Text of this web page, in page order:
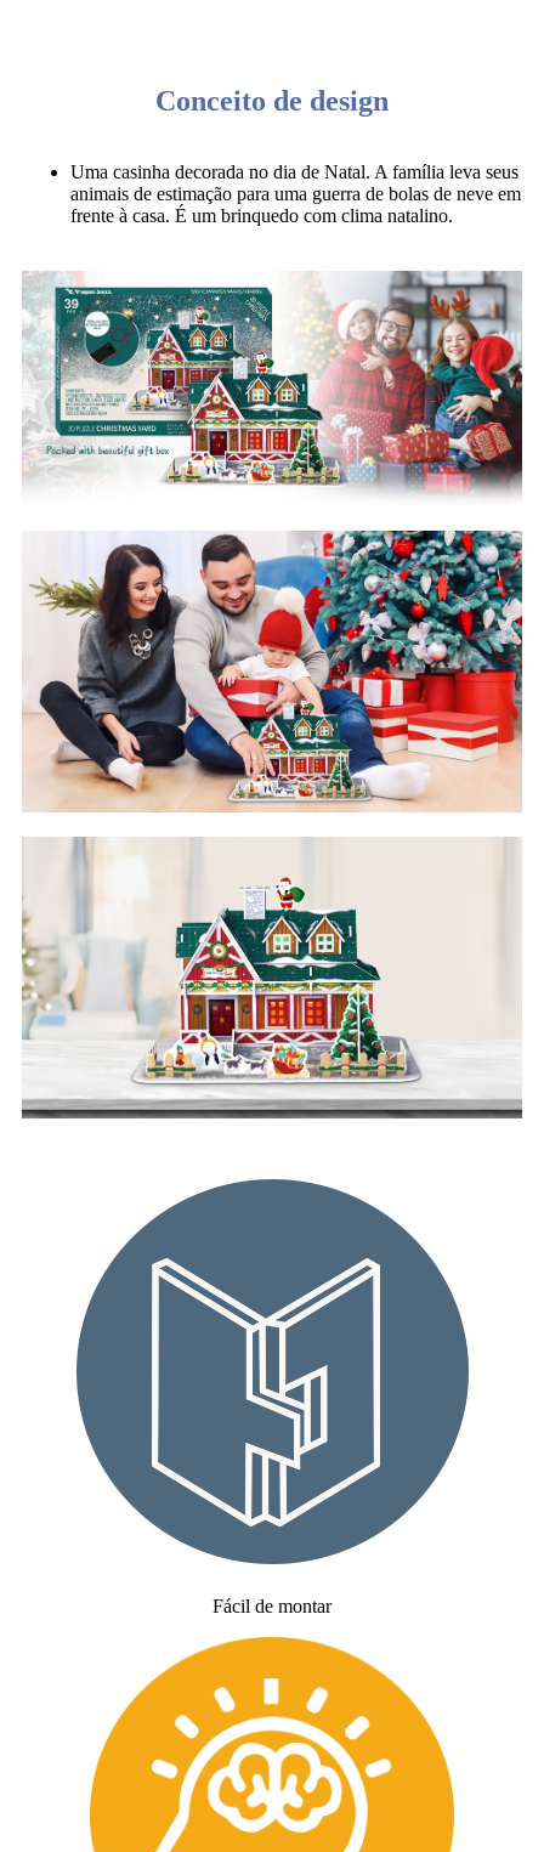
Conceito de design
Uma casinha decorada no dia de Natal. A família leva seus
animais de estimação para uma guerra de bolas de neve em
frente à casa. É um brinquedo com clima natalino.
Fácil de montar